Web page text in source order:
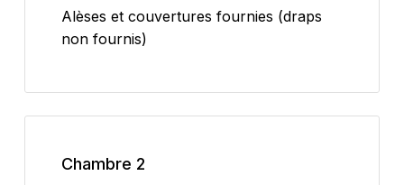
Alèses et couvertures fournies (draps
non fournis)
Chambre 2